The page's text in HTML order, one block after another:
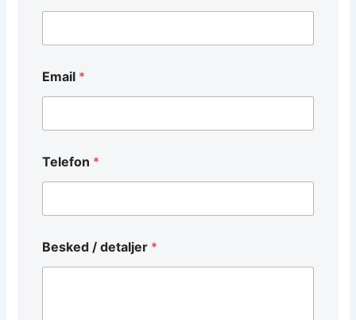
Email *
*
*
Telefon *
Besked / detaljer *